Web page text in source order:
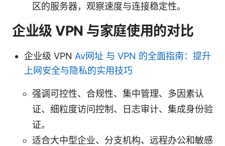
区的服务器，观察速度与连接稳定性。
企业级 VPN 与家庭使用的对比
企业级 VPN Av网址 与 VPN 的全面指南：提升
上网安全与隐私的实用技巧
强调可控性、合规性、集中管理、多因素认
证、细粒度访问控制、日志审计、集成身份验
证。
适合大中型企业、分支机构、远程办公和敏感